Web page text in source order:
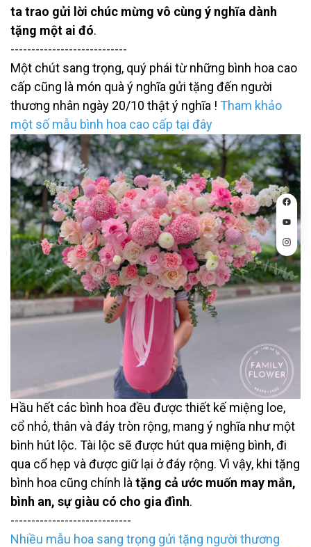
ta trao gửi lời chúc mừng vô cùng ý nghĩa dành
tặng một ai đó.
----------------------------
Một chút sang trọng, quý phái từ những bình hoa cao
cấp cũng là món quà ý nghĩa gửi tặng đến người
thương nhân ngày 20/10 thật ý nghĩa ! Tham khảo
một số mẫu bình hoa cao cấp tại đây
Hầu hết các bình hoa đều được thiết kế miệng loe,
cổ nhỏ, thân và đáy tròn rộng, mang ý nghĩa như một
bình hút lộc. Tài lộc sẽ được hút qua miệng bình, đi
qua cổ hẹp và được giữ lại ở đáy rộng. Vì vậy, khi tặng
bình hoa cũng chính là tặng cả ước muốn may mắn,
bình an, sự giàu có cho gia đình.
-----------------------------
Nhiều mẫu hoa sang trọng gửi tặng người thương